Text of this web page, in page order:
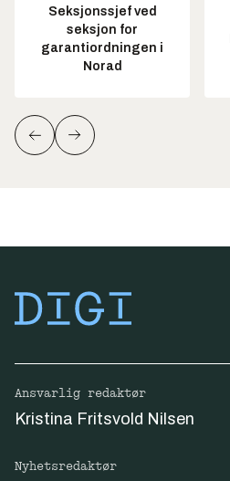
Seksjonssjef ved
seksjon for
garantiordningen i
Norad
Ansvarlig redaktør
Kristina Fritsvold Nilsen
Nyhetsredaktør